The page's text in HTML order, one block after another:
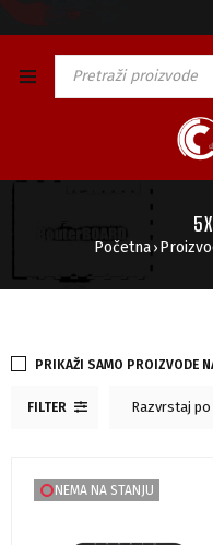
Početna ›
FILTER Razvrstaj
PRIKAŽI SAMO PROIZVODE
NEMA NA STANJU